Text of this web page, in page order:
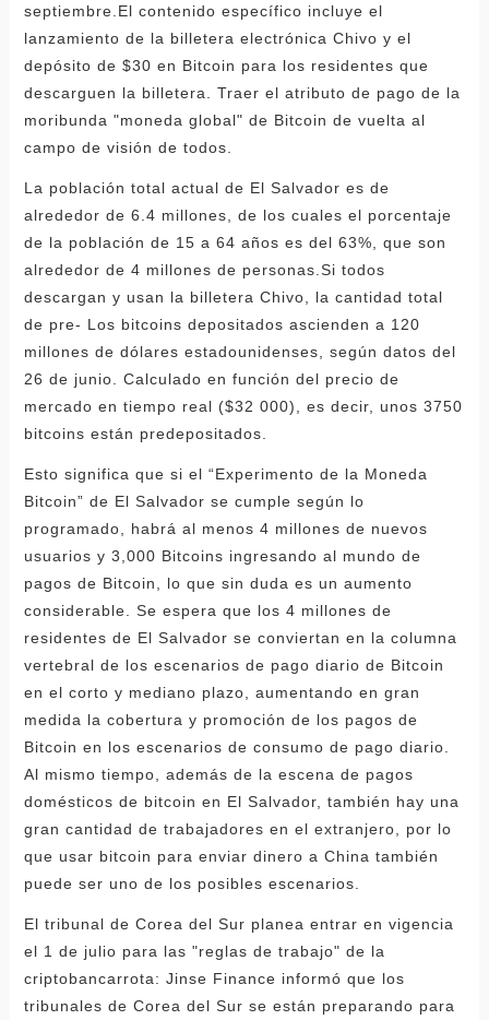
septiembre.El contenido específico incluye el
lanzamiento de la billetera electrónica Chivo y el
depósito de $30 en Bitcoin para los residentes que
descarguen la billetera. Traer el atributo de pago de la
moribunda "moneda global" de Bitcoin de vuelta al
campo de visión de todos.
La población total actual de El Salvador es de
alrededor de 6.4 millones, de los cuales el porcentaje
de la población de 15 a 64 años es del 63%, que son
alrededor de 4 millones de personas.Si todos
descargan y usan la billetera Chivo, la cantidad total
de pre- Los bitcoins depositados ascienden a 120
millones de dólares estadounidenses, según datos del
26 de junio. Calculado en función del precio de
mercado en tiempo real ($32 000), es decir, unos 3750
bitcoins están predepositados.
Esto significa que si el “Experimento de la Moneda
Bitcoin” de El Salvador se cumple según lo
programado, habrá al menos 4 millones de nuevos
usuarios y 3,000 Bitcoins ingresando al mundo de
pagos de Bitcoin, lo que sin duda es un aumento
considerable. Se espera que los 4 millones de
residentes de El Salvador se conviertan en la columna
vertebral de los escenarios de pago diario de Bitcoin
en el corto y mediano plazo, aumentando en gran
medida la cobertura y promoción de los pagos de
Bitcoin en los escenarios de consumo de pago diario.
Al mismo tiempo, además de la escena de pagos
domésticos de bitcoin en El Salvador, también hay una
gran cantidad de trabajadores en el extranjero, por lo
que usar bitcoin para enviar dinero a China también
puede ser uno de los posibles escenarios.
El tribunal de Corea del Sur planea entrar en vigencia
el 1 de julio para las "reglas de trabajo" de la
criptobancarrota: Jinse Finance informó que los
tribunales de Corea del Sur se están preparando para